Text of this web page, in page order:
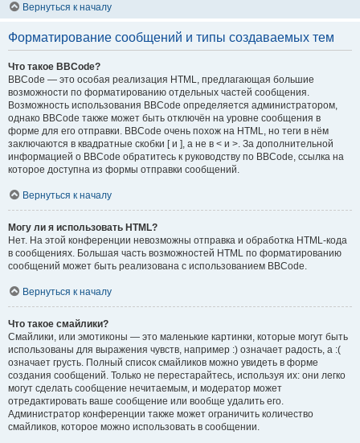
Вернуться к началу
Форматирование сообщений и типы создаваемых тем
Что такое BBCode?
BBCode — это особая реализация HTML, предлагающая большие
возможности по форматированию отдельных частей сообщения.
Возможность использования BBCode определяется администратором,
однако BBCode также может быть отключён на уровне сообщения в
форме для его отправки. BBCode очень похож на HTML, но теги в нём
заключаются в квадратные скобки [ и ], а не в < и >. За дополнительной
информацией о BBCode обратитесь к руководству по BBCode, ссылка на
которое доступна из формы отправки сообщений.
Вернуться к началу
Могу ли я использовать HTML?
Нет. На этой конференции невозможны отправка и обработка HTML-кода
в сообщениях. Большая часть возможностей HTML по форматированию
сообщений может быть реализована с использованием BBCode.
Вернуться к началу
Что такое смайлики?
Смайлики, или эмотиконы — это маленькие картинки, которые могут быть
использованы для выражения чувств, например :) означает радость, а :(
означает грусть. Полный список смайликов можно увидеть в форме
создания сообщений. Только не перестарайтесь, используя их: они легко
могут сделать сообщение нечитаемым, и модератор может
отредактировать ваше сообщение или вообще удалить его.
Администратор конференции также может ограничить количество
смайликов, которое можно использовать в сообщении.